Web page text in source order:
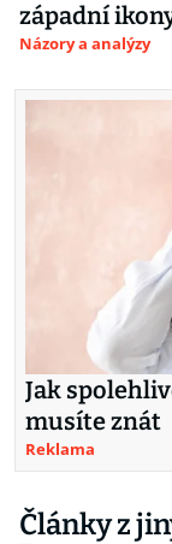
západní
Názory a analýzy
Jak
musíte znát
Reklama
Články z